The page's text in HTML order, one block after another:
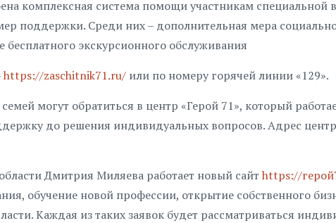
комплексная система помощи участникам специальной
поддержки. Среди них – дополнительная мера
экскурсионного обслуживания
https://zaschitnik71.ru/ или по номеру горячей линии «129».
могут обратиться в центр «Герой 71», который
до решения индивидуальных вопросов. Адрес
Дмитрия Миляева работает новый сайт https://
обучение новой профессии, открытие собственного
Каждая из таких заявок будет рассматриваться